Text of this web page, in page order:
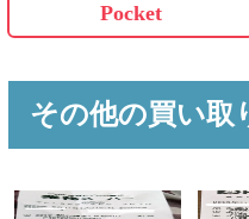
Pocket
その他の買い取